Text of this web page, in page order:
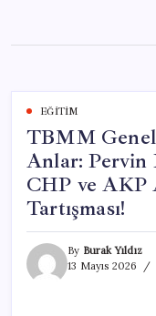
content
EĞITIM
TBMM
Anlar: Pervin
CHP ve AKP
Tartışması!
By Burak Yıldız
13 Mayıs 2026